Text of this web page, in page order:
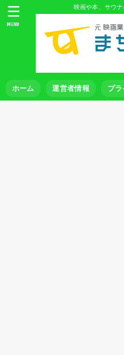
映画や本、サウ
ホーム 運営者情報 プ
MENU